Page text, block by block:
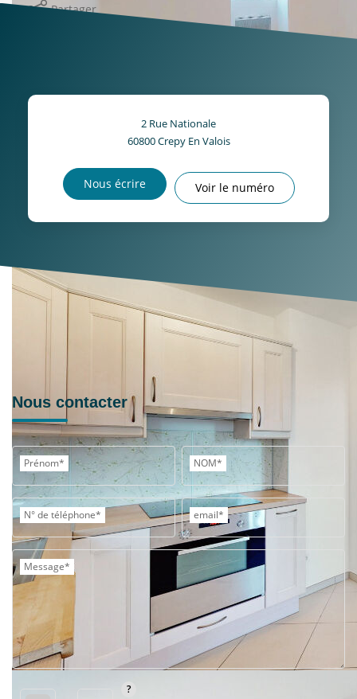
Partager
Calculer mon budget
2 Rue Nationale
60800Crepy En Valois
Nous écrire Voir le numéro
Nous contacter
Prénom* NOM*
N° de téléphone* email*
Message*